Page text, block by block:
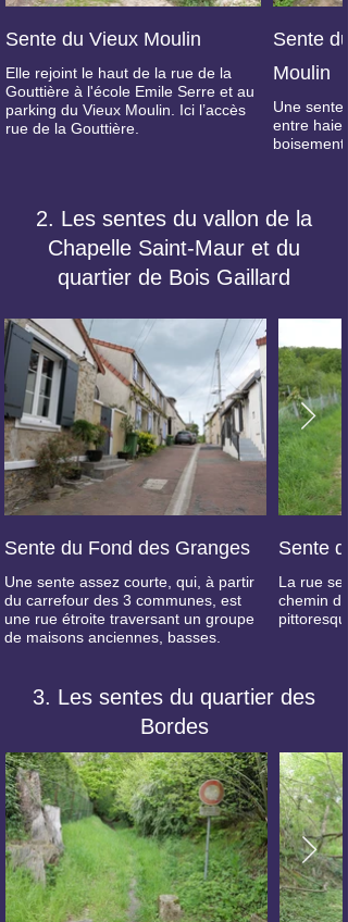
Sente du Vieux Moulin
Elle rejoint le haut de la rue de la
Gouttière à l'école Emile Serre et au
parking du Vieux Moulin. Ici l’accès
rue de la Gouttière.
Sente
Moulin
Une sente
entre haies
boisements.
2. Les sentes du vallon de la
Chapelle Saint-Maur et du
quartier de Bois Gaillard
Sente du Fond des Granges
Une sente assez courte, qui, à partir
du carrefour des 3 communes, est
une rue étroite traversant un groupe
de maisons anciennes, basses.
Sente
La rue
chemin
3. Les sentes du quartier des
Bordes